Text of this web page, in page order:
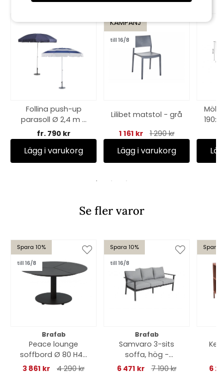
Follina push-up
parasoll Ø 2,4 m -
flera färger
fr. 790 kr
Lägg i varukorg
KAMPANJ
till 16/8
Lilibet matstol - grå
1 161 kr
1 290 kr
Lägg i varukorg
Se fler varor
Spara 10%
till 16/8
Brafab
Peace lounge
soffbord Ø 80 H40
cm - antracit
3 861 kr 4 290 kr
Spara 10%
till 16/8
Brafab
Samvaro 3-sits
soffa, hög -
antracit/pearl grey
6 471 kr 7 190 kr
Spara
6